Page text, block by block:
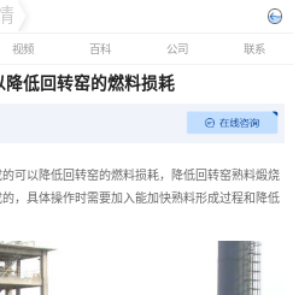
视频 百科 公司 联系
降低回转窑的燃料损耗
可以降低回转窑的燃料损耗，降低回转窑熟料煅烧
，具体操作时需要加入能加快熟料形成过程和降低